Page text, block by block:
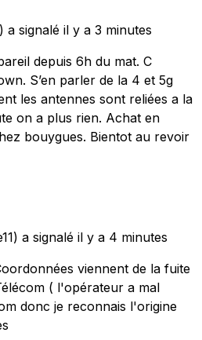
a signalé il y a 3 minutes
depuis 6h du mat. C
S’en parler de la 4 et 5g
les antennes sont reliées a la
on a plus rien. Achat en
bouygues. Bientot au revoir
a signalé il y a 4 minutes
viennent de la fuite
( l'opérateur a mal
donc je reconnais l'origine